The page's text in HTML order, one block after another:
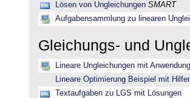
Lösen von Ungleichungen SMART
Aufgabensammlung zu linearen
Gleichungs- und
Lineare Ungleichungen mit
Lineare Optimierung Beispiel mit
Textaufgaben zu LGS mit Lösungen